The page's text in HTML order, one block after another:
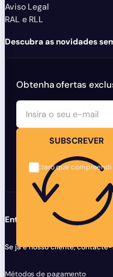
Aviso Legal
RAL e RLL
Descubra as novidades
Obtenha ofertas
SUBSCREVER
Declaro que
Entre em contacto com a
Se já é nosso cliente,
Métodos de pagamento